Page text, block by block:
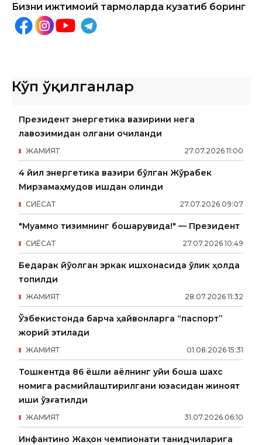
Бизни ижтимоий тармоқларда кузатиб боринг
Кўп ўқилганлар
Президент энергетика вазирини нега
лавозимидан олгани очиқланди
27.07.2026 11:00
ЖАМИЯТ
4 йил энергетика вазири бўлган Жўрабек
Мирзамаҳмудов ишдан олинди
27.07.2026 09:07
СИËСАТ
"Муаммо тизимнинг бошқарувида!" — Президент
27.07.2026 10:49
СИËСАТ
Бедарак йўқолган эркак ишхонасида ўлик ҳолда
топилди
28.07.2026 11:32
ЖАМИЯТ
Ўзбекистонда барча ҳайвонларга “паспорт”
жорий этилади
01.08.2026 15:31
ЖАМИЯТ
Тошкентда 86 ёшли аёлнинг уйи бошқа шахс
номига расмийлаштирилгани юзасидан жиноят
иши қўзғатилди
31.07.2026 06:10
ЖАМИЯТ
Инфантино Жаҳон чемпионати танқидчиларига